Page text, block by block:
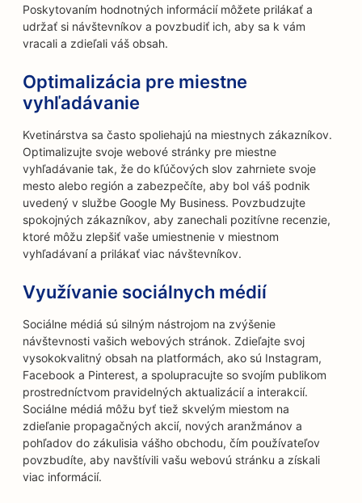
Poskytovaním hodnotných informácií môžete prilákať a
udržať si návštevníkov a povzbudiť ich, aby sa k vám
vracali a zdieľali váš obsah.
Optimalizácia pre miestne
vyhľadávanie
Kvetinárstva sa často spoliehajú na miestnych zákazníkov.
Optimalizujte svoje webové stránky pre miestne
vyhľadávanie tak, že do kľúčových slov zahrniete svoje
mesto alebo región a zabezpečíte, aby bol váš podnik
uvedený v službe Google My Business. Povzbudzujte
spokojných zákazníkov, aby zanechali pozitívne recenzie,
ktoré môžu zlepšiť vaše umiestnenie v miestnom
vyhľadávaní a prilákať viac návštevníkov.
Využívanie sociálnych médií
Sociálne médiá sú silným nástrojom na zvýšenie
návštevnosti vašich webových stránok. Zdieľajte svoj
vysokokvalitný obsah na platformách, ako sú Instagram,
Facebook a Pinterest, a spolupracujte so svojím publikom
prostredníctvom pravidelných aktualizácií a interakcií.
Sociálne médiá môžu byť tiež skvelým miestom na
zdieľanie propagačných akcií, nových aranžmánov a
pohľadov do zákulisia vášho obchodu, čím používateľov
povzbudíte, aby navštívili vašu webovú stránku a získali
viac informácií.